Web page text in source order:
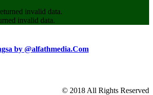
invalid data.
invalid data.
by @alfathmedia.Com
© 2018 All Rights Reserved